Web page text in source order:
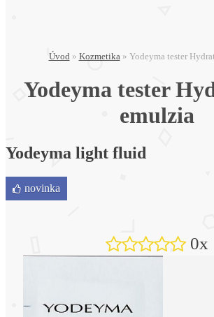
Úvod » Kozmetika » Yodeyma tester
Yodeyma tester
emulzia
Yodeyma light fluid
novinka
0x